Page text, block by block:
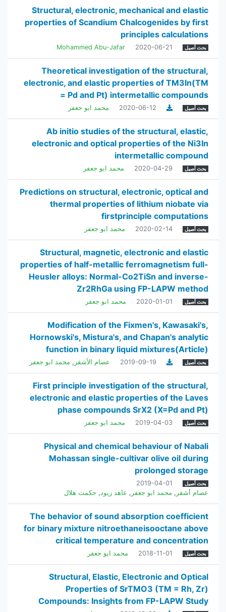
Structural, electronic, mechanical and elastic
properties of Scandium Chalcogenides by first
principles calculations
بحث أصيل 2020-06-21
Mohammed Abu-Jafar
Theoretical investigation of the structural,
electronic, and elastic properties of TM3In(TM
= Pd and Pt) intermetallic compounds
بحث أصيل 2020-06-12 محمد ابو جعفر
Ab initio studies of the structural, elastic,
electronic and optical properties of the Ni3In
intermetallic compound
بحث أصيل 2020-04-29 محمد ابو جعفر
Predictions on structural, electronic, optical and
thermal properties of lithium niobate via
firstprinciple computations
بحث أصيل 2020-02-14 محمد ابو جعفر
Structural, magnetic, electronic and elastic
properties of half-metallic ferromagnetism full-
Heusler alloys: Normal-Co2TiSn and inverse-
Zr2RhGa using FP-LAPW method
بحث أصيل 2020-01-01 محمد ابو جعفر
Modification of the Fixmen's, Kawasaki's,
Hornowski's, Mistura's, and Chapan's analytic
function in binary liquid mixtures(Article)
بحث أصيل 2019-09-19 عصام الأشقر , محمد ابو جعفر
First principle investigation of the structural,
electronic and elastic properties of the Laves
phase compounds SrX2 (X=Pd and Pt)
بحث أصيل 2019-04-03 محمد ابو جعفر
Physical and chemical behaviour of Nabali
Mohassan single-cultivar olive oil during
prolonged storage
بحث أصيل
2019-04-01
عصام أشقر , محمد ابو جعفر , عاهد زيود, حكمت هلال
The behavior of sound absorption coefficient
for binary mixture nitroethaneisooctane above
critical temperature and concentration
بحث أصيل 2018-11-01 محمد ابو جعفر
Structural, Elastic, Electronic and Optical
Properties of SrTMO3 (TM = Rh, Zr)
Compounds: Insights from FP-LAPW Study